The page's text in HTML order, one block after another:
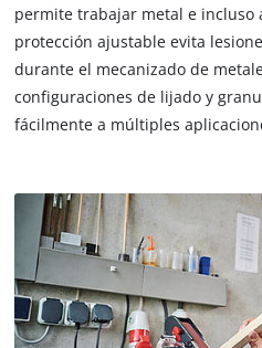
permite trabajar metal e incluso
protección ajustable evita
durante el mecanizado de
configuraciones de lijado y
fácilmente a múltiples